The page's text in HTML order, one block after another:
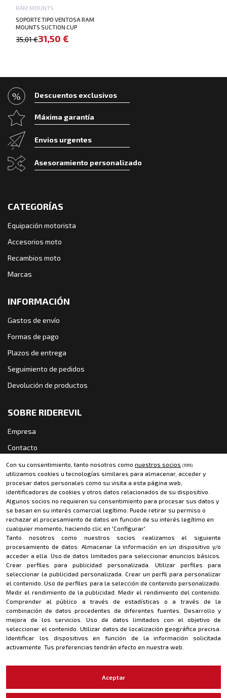
RAM MOUNTS
SOPORTE TIPO VENTOSA RAM
MOUNTS SUCTION CUP
35,01 €31,50 €
Descuentos exclusivos
Máxima garantía
Envios urgentes
Asesoramiento personalizado
CATEGORÍAS
Equipación motorista
Accesorios moto
Recambios moto
Marcas
INFORMACIÓN
Gastos de envío
Formas de pago
Plazos de entrega
Seguimiento de pedidos
Devolución de productos
SOBRE RIDEREVIL
Empresa
Contacto
Política de cookies
Política de privacidad
Aviso legal
CONTACTO
riderevil@riderevil.com
MÉTODOS DE PAGO
Copyright · 2022 Rider Evil / Todos los derechos reservados
Con su consentimiento, tanto nosotros como nuestros socios (1019)
utilizamos cookies u tecnologías similares para almacenar, acceder y
procesar datos personales como su visita a esta página web,
identificadores de cookies y otros datos relacionados de su dispositivo.
Algunos socios no requieren su consentimiento para procesar sus datos y
se basan en su interés comercial legítimo. Puede retirar su permiso o
rechazar el procesamiento de datos en función de su interés legítimo en
cualquier momento, haciendo clic en 'Configurar'.
Tanto nosotros como nuestros socios realizamos el siguiente
procesamiento de datos: Almacenar la información en un dispositivo y/o
acceder a ella Uso de datos limitados para seleccionar anuncios básicos
Crear perfiles para publicidad personalizada
Utilizar perfiles para
seleccionar la publicidad personalizada Crear un perfil para personalizar
el contenido .Uso de perfiles para la selección de contenido personalizado
Medir el rendimiento de la publicidad Medir el rendimiento del contenido
Comprender al público a través de estadísticas o a través de la
combinación de datos procedentes de diferentes fuentes
Desarrollo y
mejora de los servicios
Uso de datos limitados con el objetivo de
seleccionar el contenido Utilizar datos de localización geográfica precisa
Identificar los dispositivos en función de la información solicitada
activamente Tus preferencias tendrán efecto en nuestra web.
Aceptar